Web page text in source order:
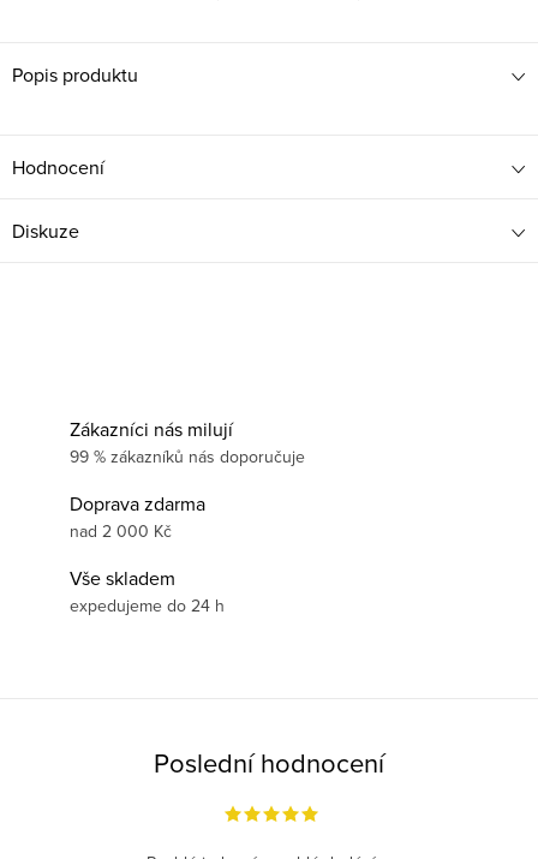
Popis produktu
Hodnocení
Diskuze
Zákazníci nás milují
99 % zákazníků nás doporučuje
Doprava zdarma
nad 2 000 Kč
Vše skladem
expedujeme do 24 h
Poslední hodnocení